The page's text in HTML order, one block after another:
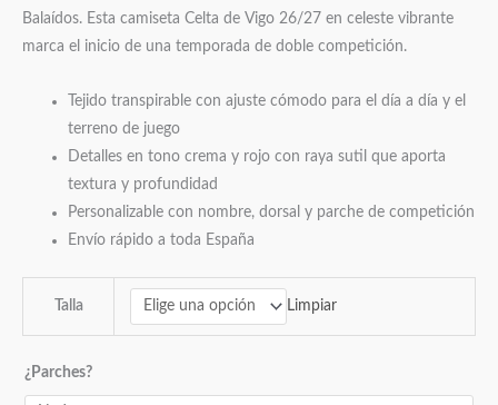
Balaídos. Esta camiseta Celta de Vigo 26/27 en celeste vibrante
marca el inicio de una temporada de doble competición.
Tejido transpirable con ajuste cómodo para el día a día y el
terreno de juego
Detalles en tono crema y rojo con raya sutil que aporta
textura y profundidad
Personalizable con nombre, dorsal y parche de competición
Envío rápido a toda España
Talla Limpiar
¿Parches?